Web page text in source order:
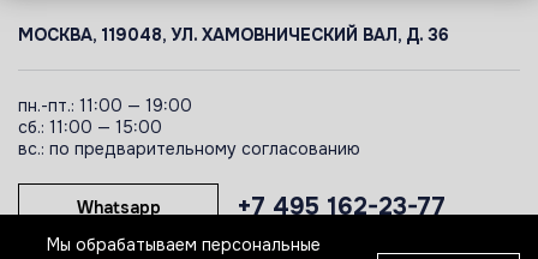
МОСКВА, 119048, УЛ. ХАМОВНИЧЕСКИЙ ВАЛ, Д. 36
пн.-пт.: 11:00 — 19:00
сб.: 11:00 — 15:00
вс.: по предварительному согласованию
+7 495 162-23-77
Whatsapp
Мы обрабатываем персональные